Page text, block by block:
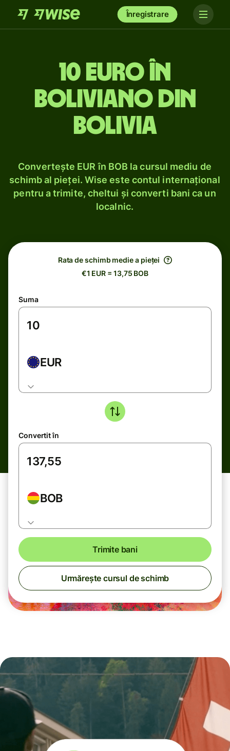
Înregistrare
10 euro în
boliviano din
Bolivia
Convertește EUR în BOB la cursul mediu de
schimb al pieței. Wise este contul internațional
pentru a trimite, cheltui și converti bani ca un
localnic.
Rata de schimb medie a pieței
€1 EUR = 13,75 BOB
Suma
EUR
Convertit în
BOB
Trimite bani
Urmărește cursul de schimb